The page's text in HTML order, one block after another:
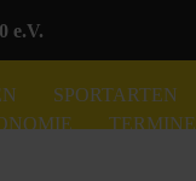
e.V.
SPORTARTEN
TERMINE